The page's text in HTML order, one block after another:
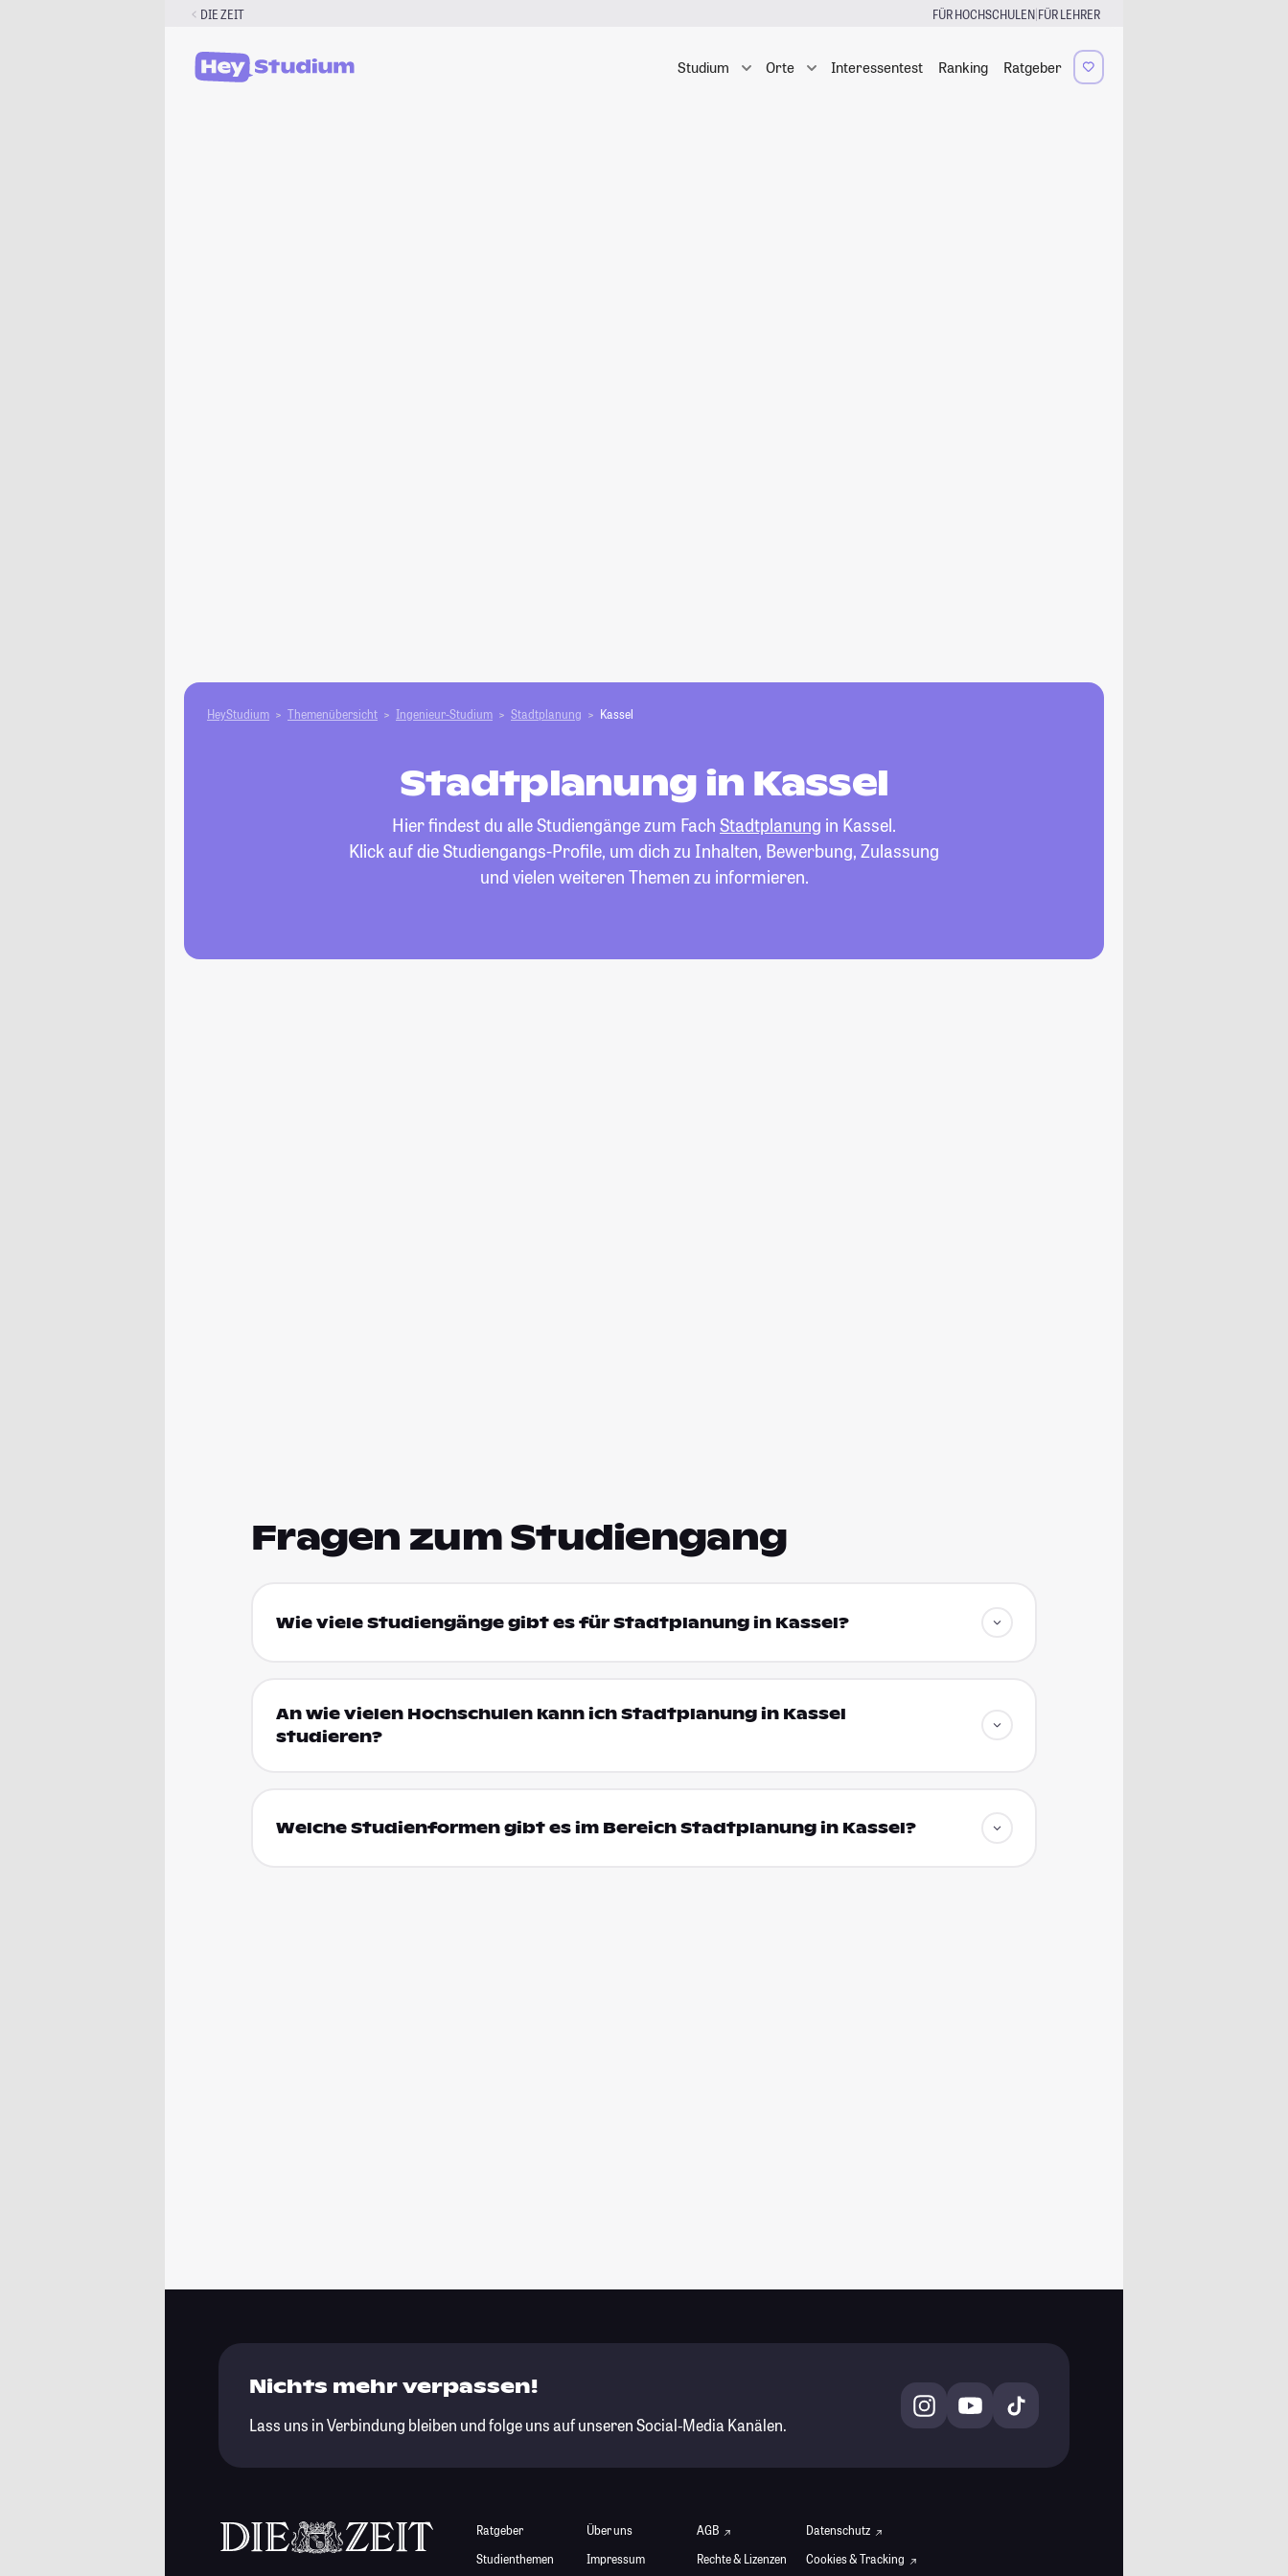
DIE ZEIT FÜR HOCHSCHULEN|FÜR LEHRER
Studium Orte Interessentest Ranking Ratgeber
HeyStudium Themenübersicht Ingenieur-Studium Stadtplanung Kassel
Stadtplanung in Kassel
Hier findest du alle Studiengänge zum Fach Stadtplanung in Kassel.
Klick auf die Studiengangs-Profile, um dich zu Inhalten, Bewerbung, Zulassung
und vielen weiteren Themen zu informieren.
Fragen zum Studiengang
Wie viele Studiengänge gibt es für Stadtplanung in Kassel?
An wie vielen Hochschulen kann ich Stadtplanung in Kassel
studieren?
Welche Studienformen gibt es im Bereich Stadtplanung in Kassel?
Nichts mehr verpassen!
Lass uns in Verbindung bleiben und folge uns auf unseren Social-Media Kanälen.
Ratgeber
Studienthemen
Über uns
Impressum
AGB
Rechte & Lizenzen
Datenschutz
Cookies & Tracking